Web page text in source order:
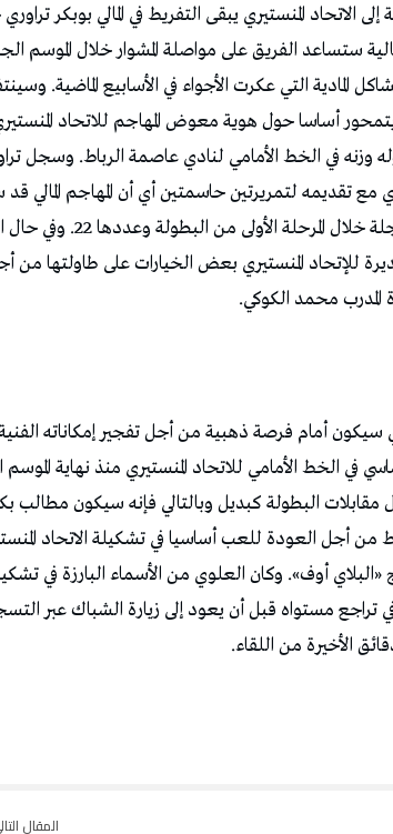
الاتحاد المنستيري يبقى التفريط في المالي بوبكر
ستساعد الفريق على مواصلة المشوار خلال الموسم
المادية التي عكرت الأجواء في الأسابيع الماضية.
أساسا حول هوية معوض المهاجم للاتحاد
الجاري مع تقديمه لتمريرتين حاسمتين أي أن المهاجم المالي
تقريبا في نصف أهداف الاتحاد المنستيري المسجلة خلال
للإتحاد المنستيري بعض الخيارات على طاولتها
المدرب محمد الكوكي.
سيكون أمام فرصة ذهبية من أجل تفجير إمكاناته الفنية
في الخط الأمامي للاتحاد المنستيري منذ نهاية الموسم
البطولة كبديل وبالتالي فإنه سيكون مطالب
أجل العودة للعب أساسيا في تشكيلة الاتحاد
«البلاي أوف». وكان العلوي من الأسماء البارزة في
مستواه قبل أن يعود إلى زيارة الشباك عبر
الأخيرة من اللقاء.